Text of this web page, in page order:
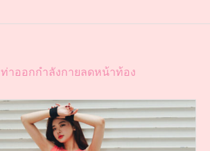
ท่าออกกำลังกายลดหน้าท้อง